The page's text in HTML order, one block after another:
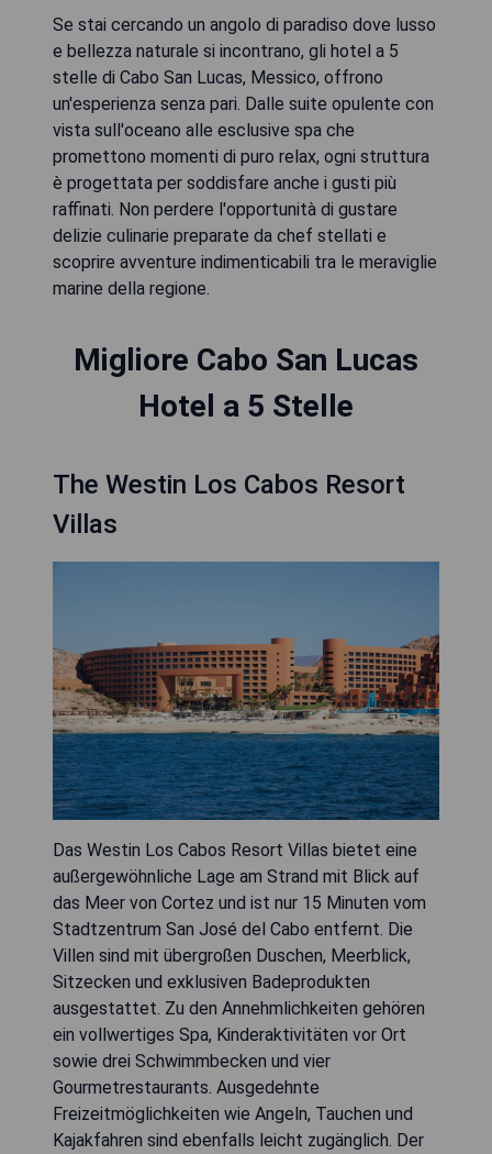
Se stai cercando un angolo di paradiso dove lusso
e bellezza naturale si incontrano, gli hotel a 5
stelle di Cabo San Lucas, Messico, offrono
un'esperienza senza pari. Dalle suite opulente con
vista sull'oceano alle esclusive spa che
promettono momenti di puro relax, ogni struttura
è progettata per soddisfare anche i gusti più
raffinati. Non perdere l'opportunità di gustare
delizie culinarie preparate da chef stellati e
scoprire avventure indimenticabili tra le meraviglie
marine della regione.
Migliore Cabo San Lucas
Hotel a 5 Stelle
The Westin Los Cabos Resort
Villas
Das Westin Los Cabos Resort Villas bietet eine
außergewöhnliche Lage am Strand mit Blick auf
das Meer von Cortez und ist nur 15 Minuten vom
Stadtzentrum San José del Cabo entfernt. Die
Villen sind mit übergroßen Duschen, Meerblick,
Sitzecken und exklusiven Badeprodukten
ausgestattet. Zu den Annehmlichkeiten gehören
ein vollwertiges Spa, Kinderaktivitäten vor Ort
sowie drei Schwimmbecken und vier
Gourmetrestaurants. Ausgedehnte
Freizeitmöglichkeiten wie Angeln, Tauchen und
Kajakfahren sind ebenfalls leicht zugänglich. Der